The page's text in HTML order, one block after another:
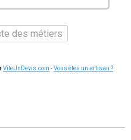
des métiers
ViteUnDevis.com -Vous êtes un artisan ?